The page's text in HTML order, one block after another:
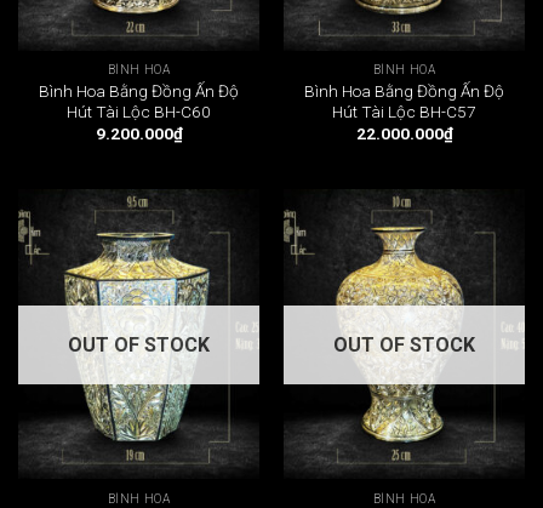
BÌNH HOA
Bình Hoa Bằng Đồng Ấn Độ
Hút Tài Lộc BH-C60
9.200.000₫
BÌNH HOA
Bình Hoa Bằng Đồng Ấn Độ
Hút Tài Lộc BH-C57
22.000.000₫
OUT OF STOCK
BÌNH HOA
OUT OF STOCK
BÌNH HOA